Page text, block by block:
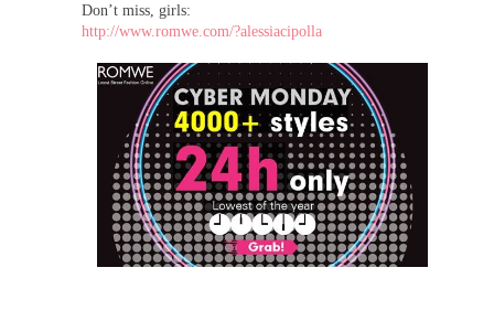
Don’t miss, girls:
http://www.romwe.com/?alessiacipolla